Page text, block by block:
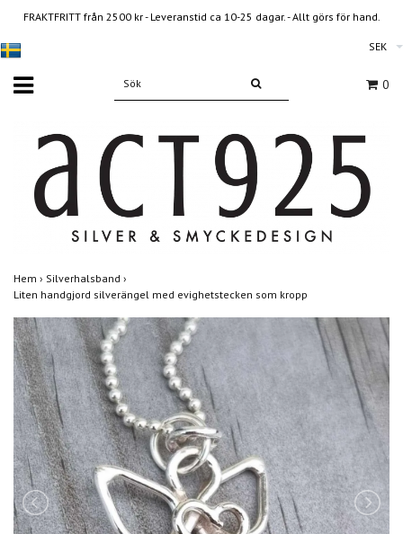
FRAKTFRITT från 2500 kr - Leveranstid ca 10-25 dagar. - Allt görs för hand.
SEK
0
Hem › Silverhalsband ›
Liten handgjord silverängel med evighetstecken som kropp